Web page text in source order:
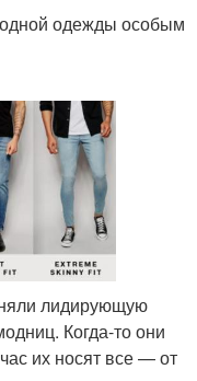
одежды особым
лидирующую
Когда-то они
их носят все — от